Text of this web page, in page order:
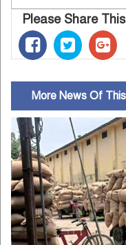
Please Share
More News Of